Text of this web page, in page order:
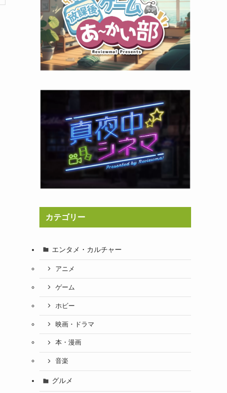
カテゴリー
エンタメ・カルチャー
アニメ
ゲーム
ホビー
映画・ドラマ
本・漫画
音楽
グルメ